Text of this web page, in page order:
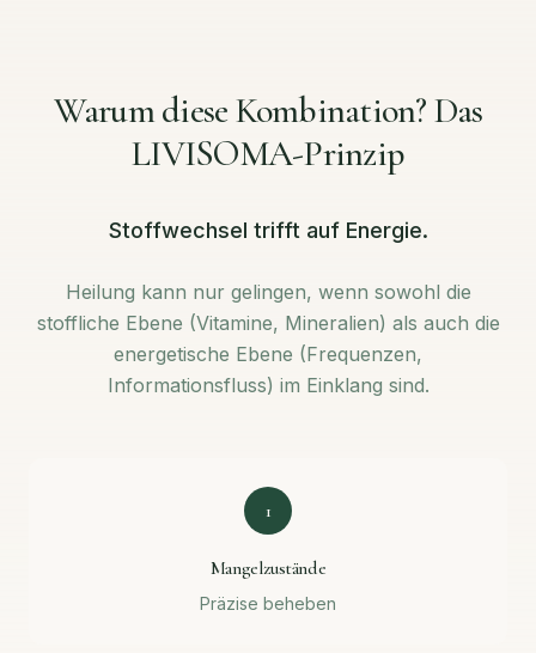
Warum diese Kombination? Das
LIVISOMA-Prinzip
Stoffwechsel trifft auf Energie.
Heilung kann nur gelingen, wenn sowohl die
stoffliche Ebene (Vitamine, Mineralien) als auch die
energetische Ebene (Frequenzen,
Informationsfluss) im Einklang sind.
1
Mangelzustände
Präzise beheben